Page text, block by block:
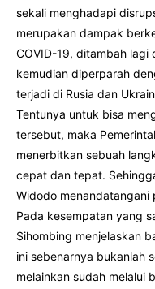
sekali menghadapi
merupakan dampak
COVID-19, ditambah lagi
kemudian diperparah
terjadi di Rusia dan
Tentunya untuk bisa
tersebut, maka
menerbitkan sebuah
cepat dan tepat.
Widodo menandatangani
Pada kesempatan yang
Sihombing menjelaskan
ini sebenarnya bukanlah
melainkan sudah melalui